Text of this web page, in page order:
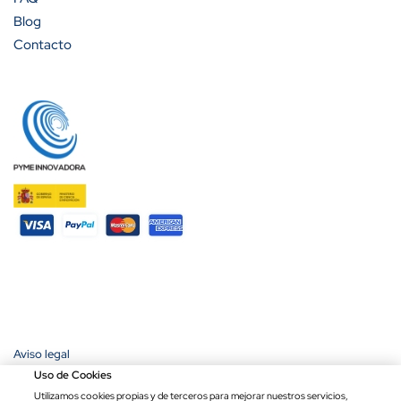
Blog
Contacto
Aviso legal
Política de privacidad
Uso de Cookies
Utilizamos cookies propias y de terceros para mejorar nuestros servicios,